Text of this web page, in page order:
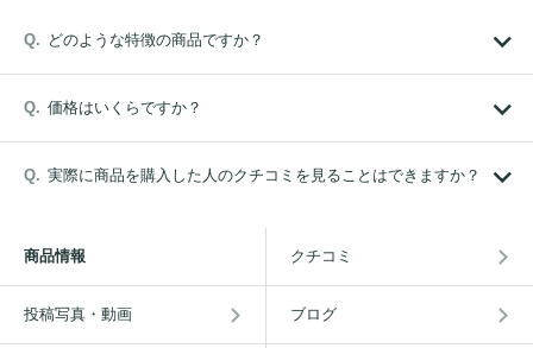
どのような特徴の商品ですか？
価格はいくらですか？
実際に商品を購入した人のクチコミを見ることはできますか？
商品情報 クチコミ
投稿写真・動画 ブログ